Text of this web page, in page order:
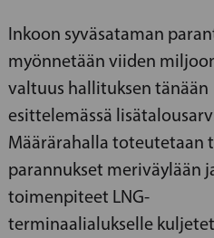
Inkoon syväsataman
myönnetään viiden
valtuus hallituksen tänään
esittelemässä
Määrärahalla toteutetaan
parannukset meriväylään
toimenpiteet LNG-
terminaalialukselle